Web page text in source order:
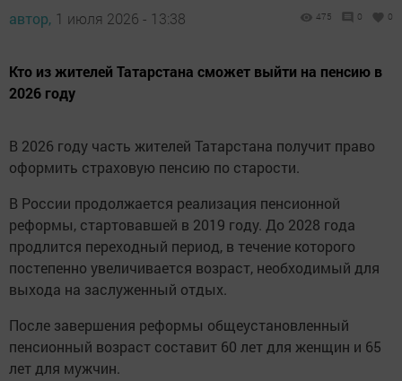
автор, 1 июля 2026 - 13:38 475 0 0
Кто из жителей Татарстана сможет выйти на пенсию в
2026 году
В 2026 году часть жителей Татарстана получит право
оформить страховую пенсию по старости.
В России продолжается реализация пенсионной
реформы, стартовавшей в 2019 году. До 2028 года
продлится переходный период, в течение которого
постепенно увеличивается возраст, необходимый для
выхода на заслуженный отдых.
После завершения реформы общеустановленный
пенсионный возраст составит 60 лет для женщин и 65
лет для мужчин.